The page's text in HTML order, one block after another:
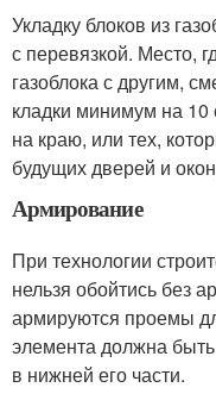
Укладку блоков из
с перевязкой. Место,
газоблока с другим,
кладки минимум на
на краю, или тех,
будущих дверей и
Армирование
При технологии
нельзя обойтись без
армируются проемы
элемента должна
в нижней его части.